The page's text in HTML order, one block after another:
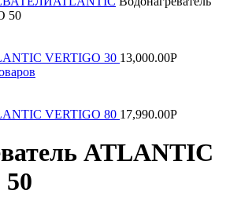
50
VERTIGO 30 13,000.00Р
VERTIGO 80 17,990.00Р
ATLANTIC